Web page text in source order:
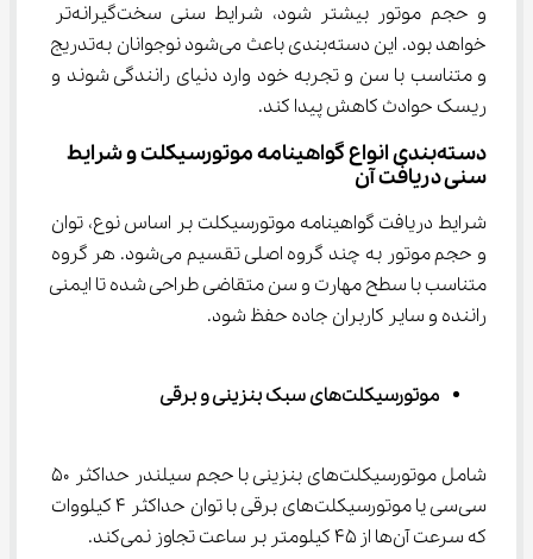
و حجم موتور بیشتر شود، شرایط سنی سخت‌گیرانه‌تر
خواهد بود. این دسته‌بندی باعث می‌شود نوجوانان به‌تدریج
و متناسب با سن و تجربه خود وارد دنیای رانندگی شوند و
ریسک حوادث کاهش پیدا کند.
دسته‌بندی انواع گواهینامه موتورسیکلت و شرایط
سنی دریافت آن
شرایط دریافت گواهینامه موتورسیکلت بر اساس نوع، توان
و حجم موتور به چند گروه اصلی تقسیم می‌شود. هر گروه
متناسب با سطح مهارت و سن متقاضی طراحی شده تا ایمنی
راننده و سایر کاربران جاده حفظ شود.
موتورسیکلت‌های سبک بنزینی و برقی
سی‌سی یا موتورسیکلت‌های برقی با توان حداکثر ۴ کیلووات
که سرعت آن‌ها از ۴۵ کیلومتر بر ساعت تجاوز نمی‌کند.